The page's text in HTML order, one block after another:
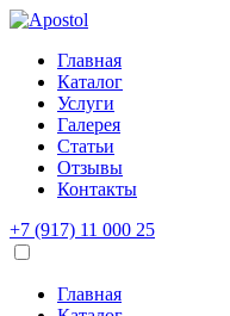
Главная
Каталог
Услуги
Галерея
Статьи
Отзывы
Контакты
+7 (917) 11 000 25
Главная